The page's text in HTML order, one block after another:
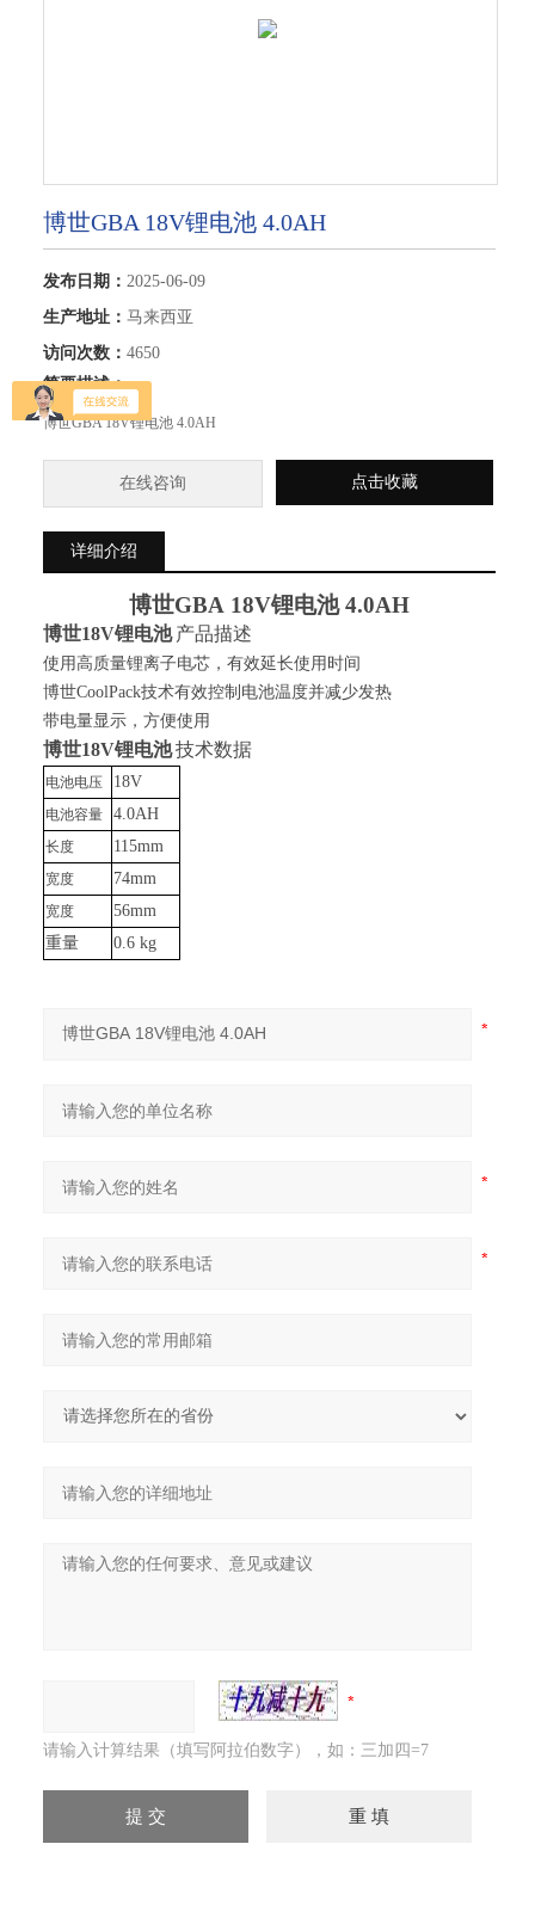
博世GBA 18V锂电池 4.0AH
发布日期： 2025-06-09
生产地址： 马来西亚
访问次数： 4650
简要描述：
博世GBA 18V锂电池 4.0AH
在线咨询 点击收藏
详细介绍
博世GBA 18V锂电池 4.0AH
博世18V锂电池 产品描述
使用高质量锂离子电芯，有效延长使用时间
博世CoolPack技术有效控制电池温度并减少发热
带电量显示，方便使用
博世18V锂电池技术数据
电池电压 18V
电池容量 4.0AH
长度 115mm
宽度 74mm
宽度
56mm
重量
0.6kg
请输入计算结果（填写阿拉伯数字），如：三加四=7